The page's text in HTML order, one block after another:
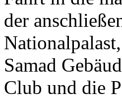
der
Samad
Club und die